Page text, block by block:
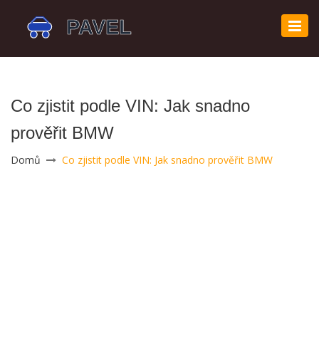
Co zjistit podle VIN: Jak snadno
prověřit BMW
Domů Co zjistit podle VIN: Jak snadno prověřit BMW